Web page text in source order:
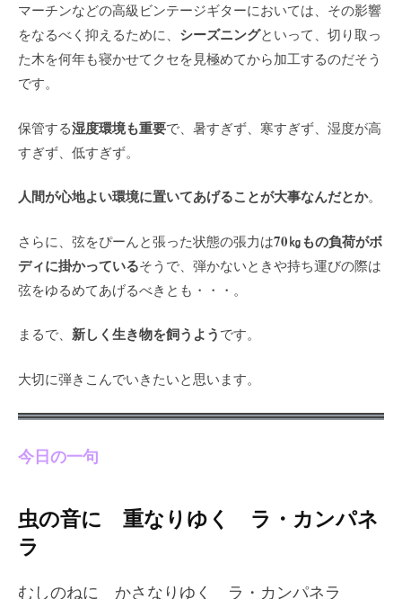
マーチンなどの高級ビンテージギターにおいては、その影響
をなるべく抑えるために、 シーズニングといって、切り取っ
た木を何年も寝かせてクセを見極めてから加工するのだそう
です。
保管する湿度環境も重要で、暑すぎず、寒すぎず、湿度が高
すぎず、低すぎず。
人間が心地よい環境に置いてあげることが大事なんだとか。
さらに、弦をぴーんと張った状態の張力は70㎏もの負荷がボ
ディに掛かっているそうで、弾かないときや持ち運びの際は
弦をゆるめてあげるべきとも・・・。
まるで、 新しく生き物を飼うよう です。
大切に弾きこんでいきたいと思います。
今日の一句
虫の音に 重なりゆく ラ・カンパネ
ラ
むしのねに かさなりゆく ラ・カンパネラ